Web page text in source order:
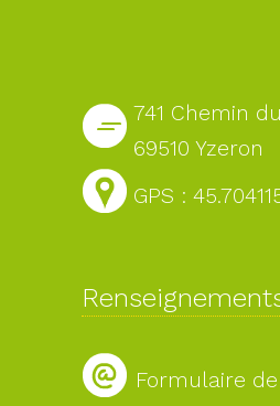
741 Chemin
69510 Yzeron
GPS :
Formulaire